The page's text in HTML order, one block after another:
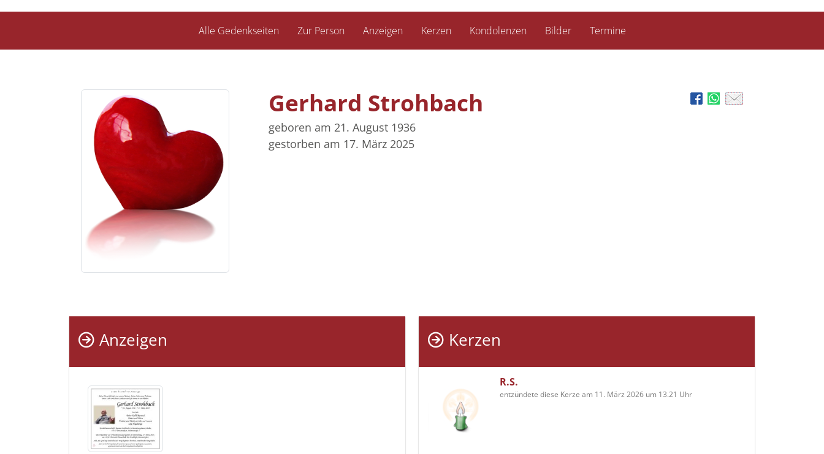
Alle Gedenkseiten Zur Person Anzeigen Kerzen Kondolenzen Bilder Termine
Gerhard Strohbach
geboren am 21. August 1936
gestorben am 17. März 2025
Anzeigen Kerzen
R.S.
entzündete diese Kerze am 11. März 2026 um 13.21 Uhr